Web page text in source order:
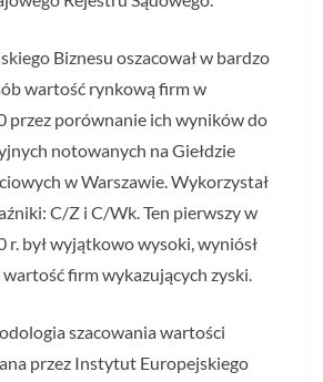
Biznesu oszacował w bardzo
wartość rynkową firm w
przez porównanie ich wyników do
notowanych na Giełdzie
w Warszawie. Wykorzystał
C/Z i C/Wk. Ten pierwszy w
r. był wyjątkowo wysoki, wyniósł
wartość firm wykazujących zyski.
szacowania wartości
przez Instytut Europejskiego